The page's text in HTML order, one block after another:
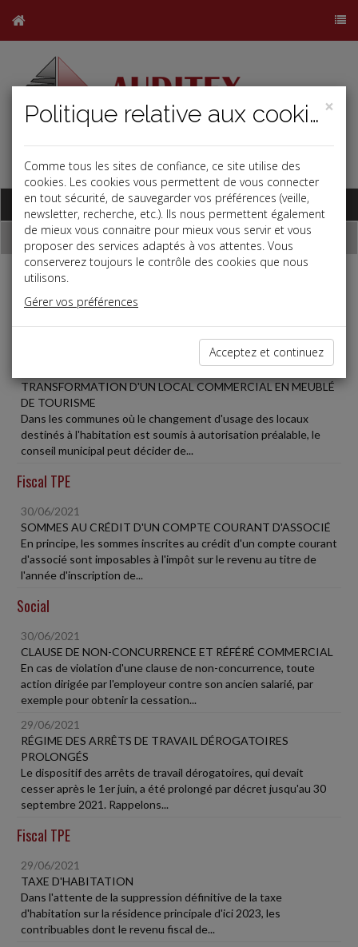
j
Base documentaire
Dépêches
Liste des dernières dépêches
TRANSFORMATION D'UN LOCAL COMMERCIAL EN MEUBLÉ
DE TOURISME
Dans les communes où le changement d'usage des locaux
destinés à l'habitation est soumis à autorisation préalable, le
conseil municipal peut décider de...
Fiscal TPE
30/06/2021
SOMMES AU CRÉDIT D'UN COMPTE COURANT D'ASSOCIÉ
En principe, les sommes inscrites au crédit d'un compte courant
d'associé sont imposables à l'impôt sur le revenu au titre de
l'année d'inscription de...
Social
30/06/2021
CLAUSE DE NON-CONCURRENCE ET RÉFÉRÉ COMMERCIAL
En cas de violation d'une clause de non-concurrence, toute
action dirigée par l'employeur contre son ancien salarié, par
exemple pour obtenir la cessation...
29/06/2021
RÉGIME DES ARRÊTS DE TRAVAIL DÉROGATOIRES
PROLONGÉS
Le dispositif des arrêts de travail dérogatoires, qui devait
cesser après le 1er juin, a été prolongé par décret jusqu'au 30
septembre 2021. Rappelons...
Fiscal TPE
29/06/2021
TAXE D'HABITATION
Dans l'attente de la suppression définitive de la taxe
d'habitation sur la résidence principale d'ici 2023, les
contribuables dont le revenu fiscal de...
×
Politique relative aux cookies
Comme tous les sites de confiance, ce site utilise des
cookies. Les cookies vous permettent de vous connecter
en tout sécurité, de sauvegarder vos préférences (veille,
newsletter, recherche, etc.). Ils nous permettent également
de mieux vous connaitre pour mieux vous servir et vous
proposer des services adaptés à vos attentes. Vous
conserverez toujours le contrôle des cookies que nous
utilisons.
Gérer vos préférences
Acceptez et continuez